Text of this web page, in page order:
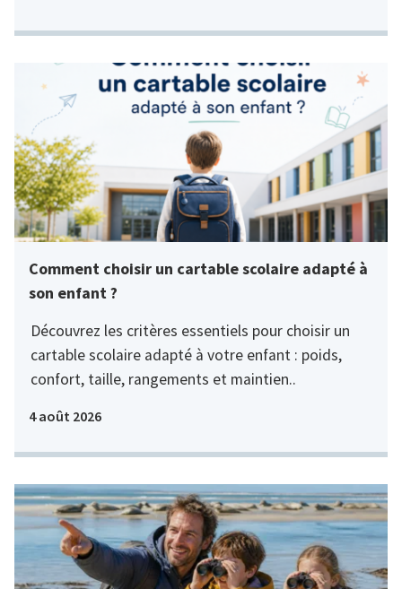
Comment choisir un cartable scolaire adapté à
son enfant ?
Découvrez les critères essentiels pour choisir un
cartable scolaire adapté à votre enfant : poids,
confort, taille, rangements et maintien..
4 août 2026